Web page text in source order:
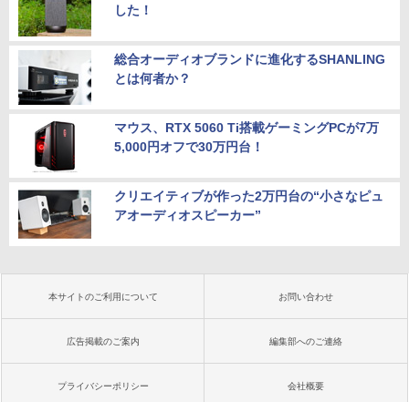
した！
総合オーディオブランドに進化するSHANLING
とは何者か？
マウス、RTX 5060 Ti搭載ゲーミングPCが7万
5,000円オフで30万円台！
クリエイティブが作った2万円台の“小さなピュ
アオーディオスピーカー”
本サイトのご利用について お問い合わせ
広告掲載のご案内 編集部へのご連絡
プライバシーポリシー 会社概要